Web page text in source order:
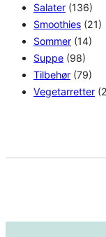
Salater (136)
Smoothies (21)
Sommer (14)
Suppe (98)
Tilbehør (79)
Vegetarretter